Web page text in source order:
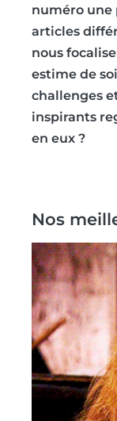
numéro une
articles
nous
estime de
challenges
inspirants
en eux ?
Nos